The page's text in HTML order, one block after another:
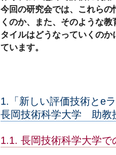
今回の研究会では、これら
くのか、また、そのような
タイルはどうなっていくの
ています。
1.「新しい評価技術とe
長岡技術科学大学 助
1.1. 長岡技術科学大学で